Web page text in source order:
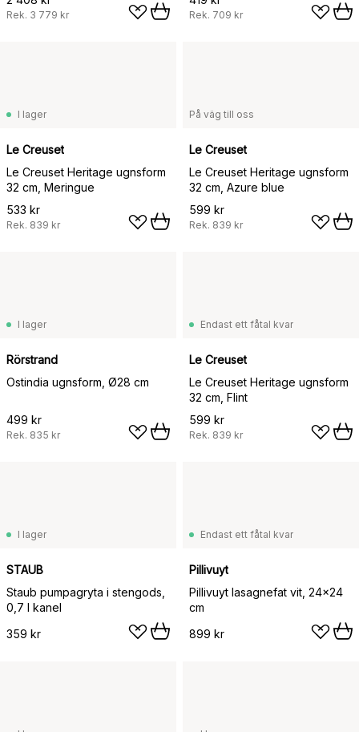
Rek. 3 779 kr Rek. 709 kr
I lager
Le Creuset
Le Creuset Heritage ugnsform
32 cm, Meringue
533 kr
Rek. 839 kr
På väg till oss
Le Creuset
Le Creuset Heritage ugnsform
32 cm, Azure blue
599 kr
Rek. 839 kr
I lager
Rörstrand
Ostindia ugnsform, Ø28 cm
499 kr
Rek. 835 kr
Endast ett fåtal kvar
Le Creuset
Le Creuset Heritage ugnsform
32 cm, Flint
599 kr
Rek. 839 kr
I lager
STAUB
Staub pumpagryta i stengods,
0,7 l kanel
359 kr
Endast ett fåtal kvar
Pillivuyt
Pillivuyt lasagnefat vit, 24x24
cm
899 kr